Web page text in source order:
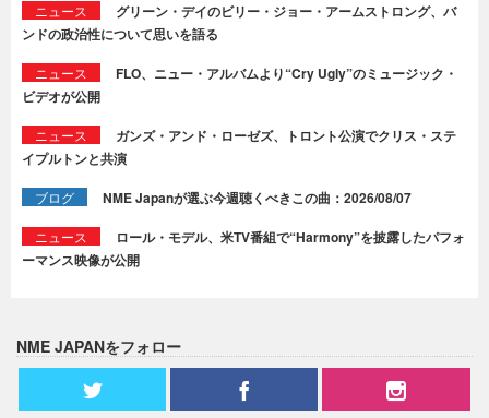
ニュース
グリーン・デイのビリー・ジョー・アームストロング、バ
ンドの政治性について思いを語る
ニュース
FLO、ニュー・アルバムより“Cry Ugly”のミュージック・
ビデオが公開
ニュース
ガンズ・アンド・ローゼズ、トロント公演でクリス・ステ
イプルトンと共演
ブログ NME Japanが選ぶ今週聴くべきこの曲：2026/08/07
ニュース
ロール・モデル、米TV番組で“Harmony”を披露したパフォ
ーマンス映像が公開
NME JAPANをフォロー